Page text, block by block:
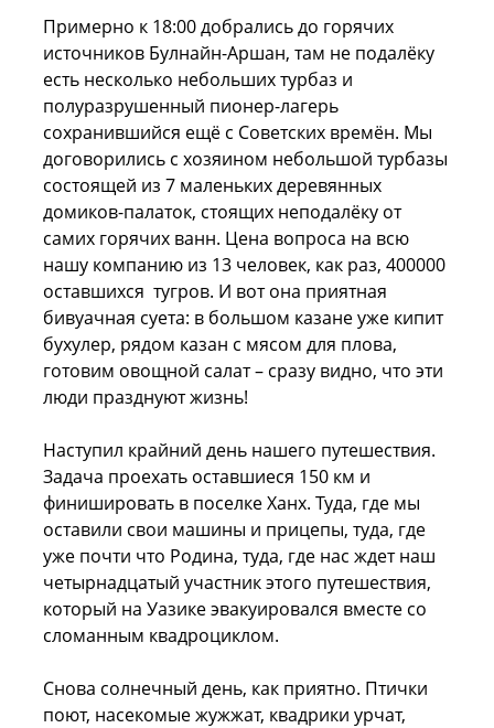
Примерно к 18:00 добрались до горячих
источников Булнайн-Аршан, там не подалёку
есть несколько небольших турбаз и
полуразрушенный пионер-лагерь
сохранившийся ещё с Советских времён. Мы
договорились с хозяином небольшой турбазы
состоящей из 7 маленьких деревянных
домиков-палаток, стоящих неподалёку от
самих горячих ванн. Цена вопроса на всю
нашу компанию из 13 человек, как раз, 400000
оставшихся тугров. И вот она приятная
бивуачная суета: в большом казане уже кипит
бухулер, рядом казан с мясом для плова,
готовим овощной салат – сразу видно, что эти
люди празднуют жизнь!
Наступил крайний день нашего путешествия.
Задача проехать оставшиеся 150 км и
финишировать в поселке Ханх. Туда, где мы
оставили свои машины и прицепы, туда, где
уже почти что Родина, туда, где нас ждет наш
четырнадцатый участник этого путешествия,
который на Уазике эвакуировался вместе со
сломанным квадроциклом.
Снова солнечный день, как приятно. Птички
поют, насекомые жужжат, квадрики урчат,